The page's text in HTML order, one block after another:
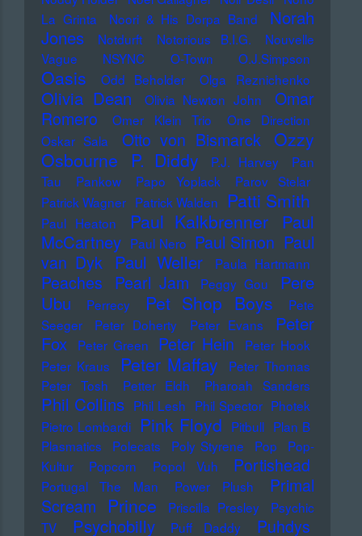
La Grinta
Noori & His Dorpa Band
Norah
Jones
Notdurft Notorious B.I.G.
Nouvelle
Vague
NSYNC O-Town O.J.Simpson
Oasis Odd Beholder Olga Reznichenko
Olivia Dean Olivia Newton John
Omar
Romero
Omer Klein Trio
One Direction
Oskar Sala
Otto von Bismarck Ozzy
Osbourne
P. Diddy P.J. Harvey
Pan
Tau
Pankow Papo Yoplack
Parov Stelar
Patrick Wagner Patrick Walden Patti Smith
Paul Heaton Paul Kalkbrenner
Paul
McCartney Paul Nero Paul Simon Paul
van Dyk Paul Weller Paula Hartmann
Peaches Pearl Jam Peggy Gou
Pere
Ubu
Perrecy Pet Shop Boys
Pete
Seeger
Peter Doherty Peter Evans
Peter
Fox
Peter Green Peter Hein
Peter Hook
Peter Kraus
Peter Maffay
Peter Thomas
Peter Tosh
Petter Eldh Pharoah Sanders
Phil Collins Phil Lesh Phil Spector Photek
Pietro Lombardi
Pink Floyd Pitbull Plan B
Plasmatics
Polecats Poly Styrene Pop
Pop-
Kultur
Popcorn Popol Vuh Portishead
Portugal The Man Power Plush
Primal
Scream
Prince Priscilla Presley
Psychic
TV
Psychobilly Puff Daddy
Puhdys